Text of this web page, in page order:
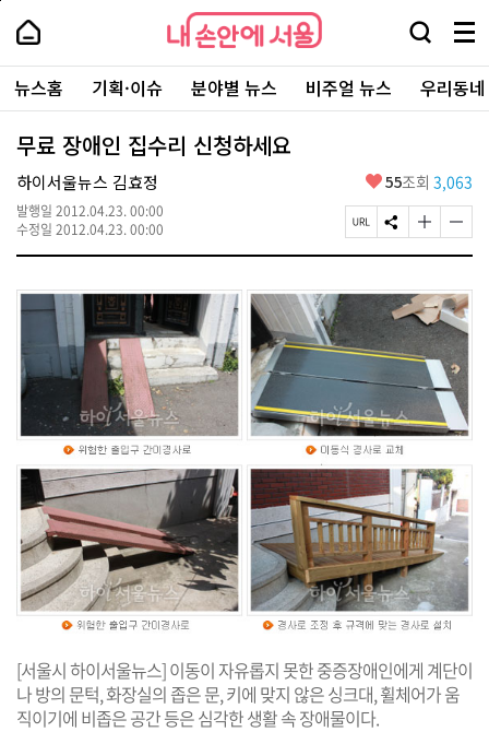
본
로
가
내
손
안
에
서
울
-
서
울
시
대
표
소
포
털
내
손
에
울
검
창
열
기
메
뉴
전
체
보
주
요
서
뉴스홈 기획·이슈 분야별 뉴스 비주얼 뉴스 우리동
무료 장애인 집수리 신청하세요
하이서울뉴스 김효정
발행일 2012.04.23. 00:00
수정일 2012.04.23. 00:00
좋
요
55조회 3,063
페
이
U
복
사
S
N
공
유
하
기
글
자
기
크
게
변
경
하
기
글
자
기
작
게
변
경
하
기
[서울시 하이서울뉴스] 이동이 자유롭지 못한 중증장애인에게 계단이
나 방의 문턱, 화장실의 좁은 문, 키에 맞지 않은 싱크대, 휠체어가 움
직이기에 비좁은 공간 등은 심각한 생활 속 장애물이다.
페
상
단
로